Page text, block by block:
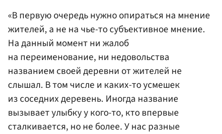
«В первую очередь нужно опираться на мнение
жителей, а не на чье-то субъективное мнение.
На данный момент ни жалоб
на переименование, ни недовольства
названием своей деревни от жителей не
слышал. В том числе и каких-то усмешек
из соседних деревень. Иногда название
вызывает улыбку у кого-то, кто впервые
сталкивается, но не более. У нас разные